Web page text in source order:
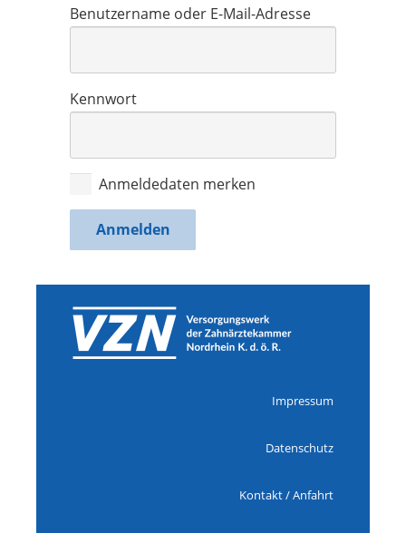
Benutzername oder E-Mail-Adresse
Kennwort
Anmeldedaten merken
Impressum
Datenschutz
Kontakt / Anfahrt